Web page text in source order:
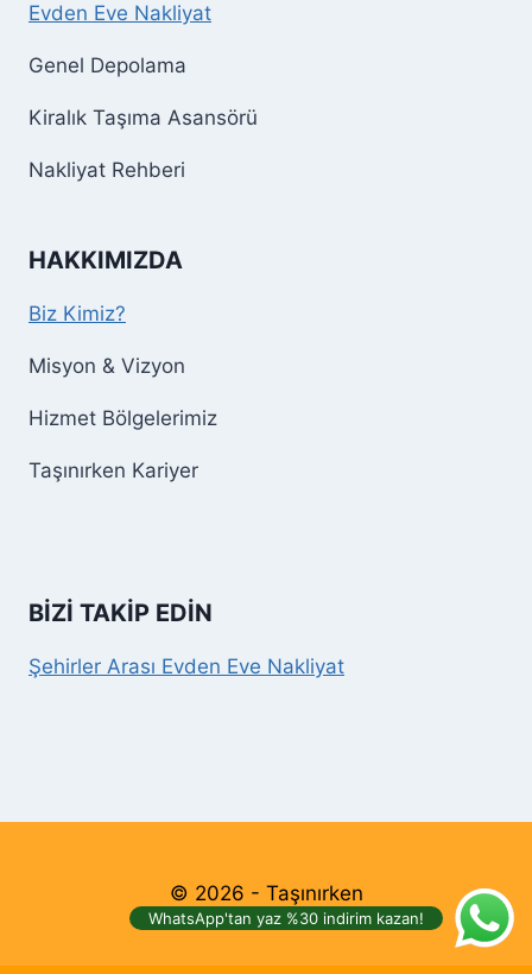
Evden Eve Nakliyat
Genel Depolama
Kiralık Taşıma Asansörü
Nakliyat Rehberi
HAKKIMIZDA
Biz Kimiz?
Misyon & Vizyon
Hizmet Bölgelerimiz
Taşınırken Kariyer
BİZİ TAKİP EDİN
Şehirler Arası Evden Eve Nakliyat
© 2026 - Taşınırken
WhatsApp'tan yaz %30 indirim kazan!